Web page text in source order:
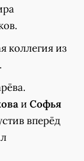
коллегия из
и Софья
вперёд